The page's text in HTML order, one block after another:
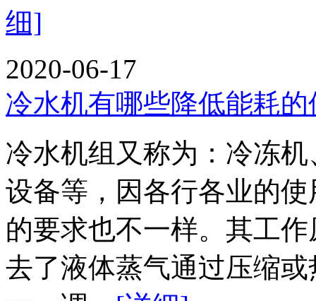
细]
2020-06-17
冷水机有哪些降低能耗
冷水机组又称为：冷冻
设备等，因各行各业的
的要求也不一样。其工
去了液体蒸气通过压